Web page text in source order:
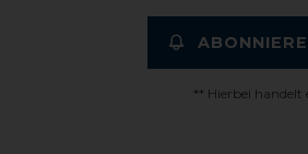
** Hierbei handelt